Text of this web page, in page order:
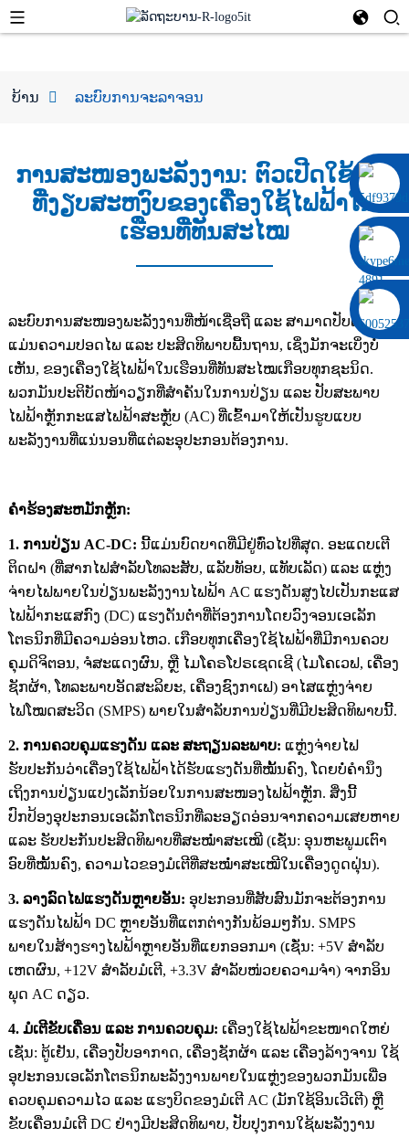
0086 13322920697
ບ້ານ ລະບົບການຈະລາຈອນ
ການສະໜອງພະລັງງານ: ຕົວເປີດໃຊ້ງານ
ທີ່ງຽບສະຫງົບຂອງເຄື່ອງໃຊ້ໄຟຟ້າໃນ
ເຮືອນທີ່ທັນສະໄໝ
ລະບົບການສະໜອງພະລັງງານທີ່ໜ້າເຊື່ອຖື ແລະ ສາມາດປັບຕົວໄດ້
ແມ່ນຄວາມປອດໄພ ແລະ ປະສິດທິພາບພື້ນຖານ, ເຊິ່ງມັກຈະເບິ່ງບໍ່
ເຫັນ, ຂອງເຄື່ອງໃຊ້ໄຟຟ້າໃນເຮືອນທີ່ທັນສະໄໝເກືອບທຸກຊະນິດ.
ພວກມັນປະຕິບັດໜ້າວຽກທີ່ສຳຄັນໃນການປ່ຽນ ແລະ ປັບສະພາບ
ໄຟຟ້າຫຼັກກະແສໄຟຟ້າສະຫຼັບ (AC) ທີ່ເຂົ້າມາໃຫ້ເປັນຮູບແບບ
ພະລັງງານທີ່ແນ່ນອນທີ່ແຕ່ລະອຸປະກອນຕ້ອງການ.
ຄໍາຮ້ອງສະຫມັກຫຼັກ:
1. ການປ່ຽນ AC-DC: ນີ້ແມ່ນບົດບາດທີ່ມີຢູ່ທົ່ວໄປທີ່ສຸດ. ອະແດບເຕີ
ຕິດຝາ (ທີ່ສາກໄຟສຳລັບໂທລະສັບ, ແລັບທັອບ, ແທັບເລັດ) ແລະ ແຫຼ່ງ
ຈ່າຍໄຟພາຍໃນປ່ຽນພະລັງງານໄຟຟ້າ AC ແຮງດັນສູງໄປເປັນກະແສ
ໄຟຟ້າກະແສກົງ (DC) ແຮງດັນຕ່ຳທີ່ຕ້ອງການໂດຍວົງຈອນເອເລັກ
ໂຕຣນິກທີ່ມີຄວາມອ່ອນໄຫວ. ເກືອບທຸກເຄື່ອງໃຊ້ໄຟຟ້າທີ່ມີການຄວບ
ຄຸມດິຈິຕອນ, ຈໍສະແດງຜົນ, ຫຼື ໄມໂຄຣໂປຣເຊດເຊີ (ໄມໂຄເວຟ, ເຄື່ອງ
ຊັກຜ້າ, ໂທລະພາບອັດສະລິຍະ, ເຄື່ອງຊົງກາເຟ) ອາໄສແຫຼ່ງຈ່າຍ
ໄຟໂໝດສະວິດ (SMPS) ພາຍໃນສຳລັບການປ່ຽນທີ່ມີປະສິດທິພາບນີ້.
2. ການຄວບຄຸມແຮງດັນ ແລະ ສະຖຽນລະພາບ: ແຫຼ່ງຈ່າຍໄຟ
ຮັບປະກັນວ່າເຄື່ອງໃຊ້ໄຟຟ້າໄດ້ຮັບແຮງດັນທີ່ໝັ້ນຄົງ, ໂດຍບໍ່ຄຳນຶງ
ເຖິງການປ່ຽນແປງເລັກນ້ອຍໃນການສະໜອງໄຟຟ້າຫຼັກ. ສິ່ງນີ້
ປົກປ້ອງອຸປະກອນເອເລັກໂຕຣນິກທີ່ລະອຽດອ່ອນຈາກຄວາມເສຍຫາຍ
ແລະ ຮັບປະກັນປະສິດທິພາບທີ່ສະໝໍ່າສະເໝີ (ເຊັ່ນ: ອຸນຫະພູມເຕົາ
ອົບທີ່ໝັ້ນຄົງ, ຄວາມໄວຂອງມໍເຕີທີ່ສະໝໍ່າສະເໝີໃນເຄື່ອງດູດຝຸ່ນ).
3. ລາງລົດໄຟແຮງດັນຫຼາຍອັນ: ອຸປະກອນທີ່ສັບສົນມັກຈະຕ້ອງການ
ແຮງດັນໄຟຟ້າ DC ຫຼາຍອັນທີ່ແຕກຕ່າງກັນພ້ອມໆກັນ. SMPS
ພາຍໃນສ້າງຮາງໄຟຟ້າຫຼາຍອັນທີ່ແຍກອອກມາ (ເຊັ່ນ: +5V ສຳລັບ
ເຫດຜົນ, +12V ສຳລັບມໍເຕີ, +3.3V ສຳລັບໜ່ວຍຄວາມຈຳ) ຈາກອິນ
ພຸດ AC ດຽວ.
4. ມໍເຕີຂັບເຄື່ອນ ແລະ ການຄວບຄຸມ: ເຄື່ອງໃຊ້ໄຟຟ້າຂະໜາດໃຫຍ່
ເຊັ່ນ: ຕູ້ເຢັນ, ເຄື່ອງປັບອາກາດ, ເຄື່ອງຊັກຜ້າ ແລະ ເຄື່ອງລ້າງຈານ ໃຊ້
ອຸປະກອນເອເລັກໂຕຣນິກພະລັງງານພາຍໃນແຫຼ່ງຂອງພວກມັນເພື່ອ
ຄວບຄຸມຄວາມໄວ ແລະ ແຮງບິດຂອງມໍເຕີ AC (ມັກໃຊ້ອິນເວີເຕີ) ຫຼື
ຂັບເຄື່ອນມໍເຕີ DC ຢ່າງມີປະສິດທິພາບ, ປັບປຸງການໃຊ້ພະລັງງານ